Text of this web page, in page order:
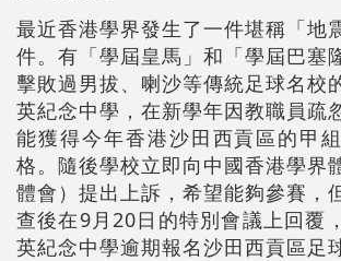
最近香港學界發生了一件堪稱「地
件。有「學屆皇馬」和「學屆巴塞
擊敗過男拔、喇沙等傳統足球名校
英紀念中學，在新學年因教職員疏
能獲得今年香港沙田西貢區的甲
格。隨後學校立即向中國香港學界
體會）提出上訴，希望能夠參賽，
查後在9月20日的特別會議上回覆
英紀念中學逾期報名沙田西貢區足